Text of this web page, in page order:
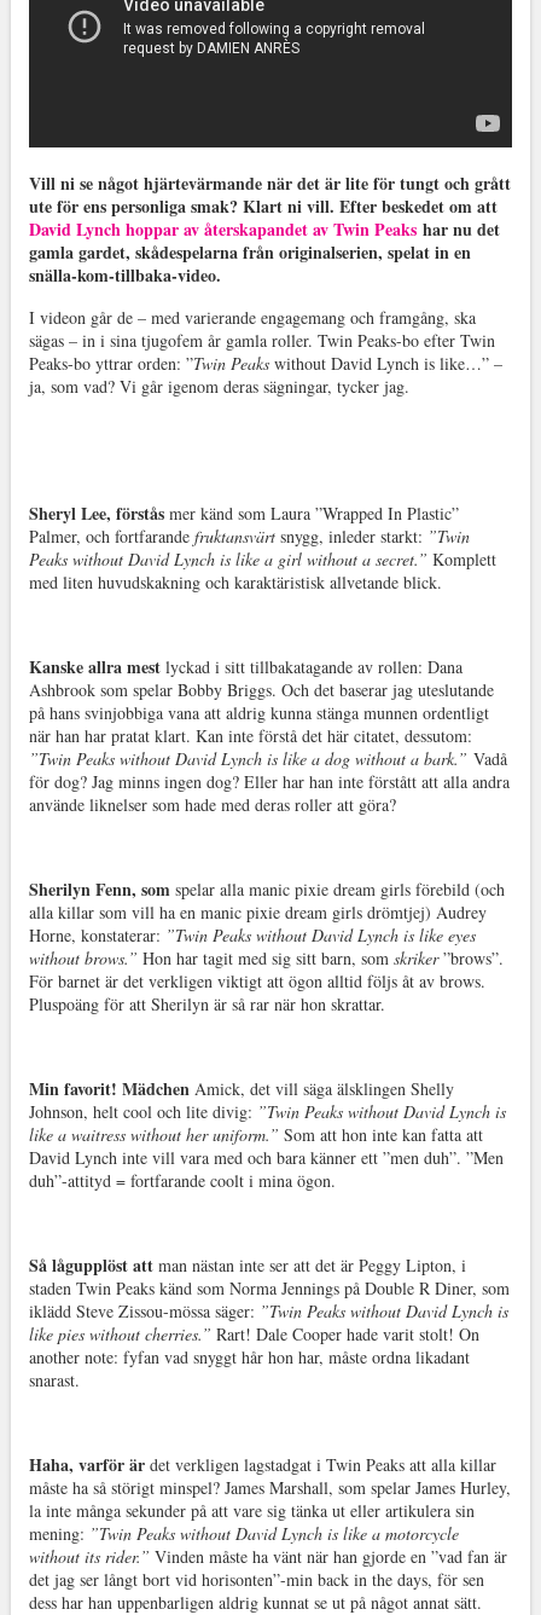
Vill ni se något hjärtevärmande när det är lite för tungt och grått
ute för ens personliga smak? Klart ni vill. Efter beskedet om att
David Lynch hoppar av återskapandet av Twin Peakshar nu det
gamla gardet, skådespelarna från originalserien, spelat in en
snälla-kom-tillbaka-video.
I videon går de – med varierande engagemang och framgång, ska
sägas – in i sina tjugofem år gamla roller. Twin Peaks-bo efter Twin
Peaks-bo yttrar orden: ”Twin Peakswithout David Lynch is like…” –
ja, som vad? Vi går igenom deras sägningar, tycker jag.
Sheryl Lee, förståsmer känd som Laura ”Wrapped In Plastic”
Palmer, och fortfarande fruktansvärtsnygg, inleder starkt: ”Twin
Peaks without David Lynch is like a girl without a secret.” Komplett
med liten huvudskakning och karaktäristisk allvetande blick.
Kanske allra mestlyckad i sitt tillbakatagande av rollen: Dana
Ashbrook som spelar Bobby Briggs. Och det baserar jag uteslutande
på hans svinjobbiga vana att aldrig kunna stänga munnen ordentligt
när han har pratat klart. Kan inte förstå det här citatet, dessutom:
”Twin Peaks without David Lynch is like a dog without a bark.” Vadå
för dog? Jag minns ingen dog? Eller har han inte förstått att alla andra
använde liknelser som hade med deras roller att göra?
Sherilyn Fenn, somspelar alla manic pixie dream girls förebild (och
alla killar som vill ha en manic pixie dream girls drömtjej) Audrey
Horne, konstaterar: ”Twin Peaks without David Lynch is like eyes
without brows.” Hon har tagit med sig sitt barn, som skriker”brows”.
För barnet är det verkligen viktigt att ögon alltid följs åt av brows.
Pluspoäng för att Sherilyn är så rar när hon skrattar.
Min favorit! MädchenAmick, det vill säga älsklingen Shelly
Johnson, helt cool och lite divig: ”Twin Peaks without David Lynch is
like a waitress without her uniform.” Som att hon inte kan fatta att
David Lynch inte vill vara med och bara känner ett ”men duh”. ”Men
duh”-attityd = fortfarande coolt i mina ögon.
Så lågupplöst attman nästan inte ser att det är Peggy Lipton, i
staden Twin Peaks känd som Norma Jennings på Double R Diner, som
iklädd Steve Zissou-mössa säger: ”Twin Peaks without David Lynch is
like pies without cherries.” Rart! Dale Cooper hade varit stolt! On
another note: fyfan vad snyggt hår hon har, måste ordna likadant
snarast.
Haha, varför ärdet verkligen lagstadgat i Twin Peaks att alla killar
måste ha så störigt minspel? James Marshall, som spelar James Hurley,
la inte många sekunder på att vare sig tänka ut eller artikulera sin
mening: ”Twin Peaks without David Lynch is like a motorcycle
without its rider.” Vinden måste ha vänt när han gjorde en ”vad fan är
det jag ser långt bort vid horisonten”-min back in the days, för sen
dess har han uppenbarligen aldrig kunnat se ut på något annat sätt.